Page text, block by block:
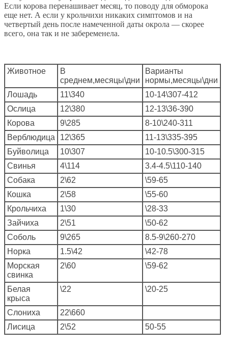
Если корова перенашивает месяц, то поводу для обморока
еще нет. А если у крольчихи никаких симптомов и на
четвертый день после намеченной даты окрола — скорее
всего, она так и не забеременела.
Животное
В
среднем,месяцы\дни
Варианты
нормы,месяцы\дни
Лошадь
11\340
10-14\307-412
Ослица
12\380
12-13\36-390
Корова
9\285
8-10\240-311
Верблюдица
12\365
11-13\335-395
Буйволица
10\307
10-10.5\300-315
Свинья
4\114
3.4-4.5\110-140
Собака
2\62
\59-65
Кошка
2\58
\55-60
Крольчиха
1\30
\28-33
Зайчиха
2\51
\50-62
Соболь
9\265
8.5-9\260-270
Норка
1.5\42
\42-78
Морская
свинка
2\60 \59-62
Белая
крыса
\22 \20-25
Слониха
22\660
Лисица
2\52 50-55